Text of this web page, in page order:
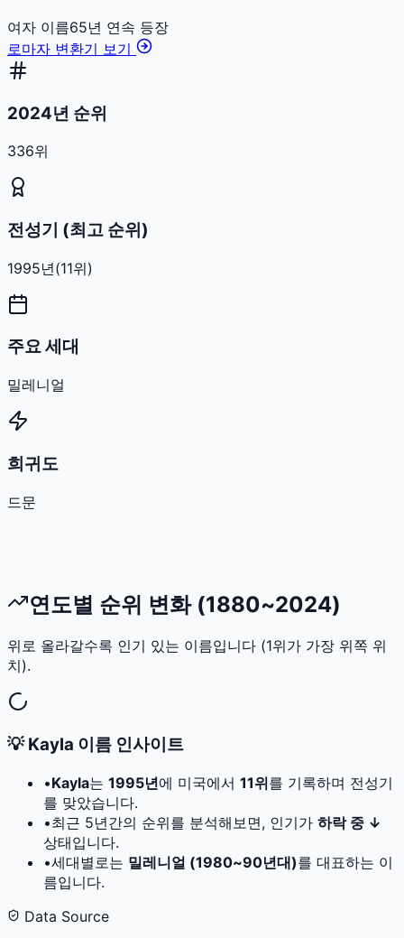
여자 이름65년 연속 등장
로마자 변환기 보기
2024년 순위
336위
전성기 (최고 순위)
1995년(11위)
주요 세대
밀레니얼
희귀도
드문
연도별 순위 변화 (1880~2024)
위로 올라갈수록 인기 있는 이름입니다 (1위가 가장 위쪽 위
치).
💡Kayla 이름 인사이트
•Kayla는 1995년에 미국에서 11위를 기록하며 전성기
를 맞았습니다.
•최근 5년간의 순위를 분석해보면, 인기가 하락 중 ↓
상태입니다.
•세대별로는 밀레니얼 (1980~90년대)를 대표하는 이
름입니다.
Data Source